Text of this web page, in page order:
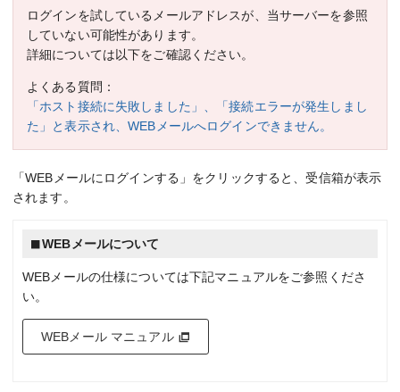
ログインを試しているメールアドレスが、当サーバーを参照
していない可能性があります。
詳細については以下をご確認ください。
よくある質問：
「ホスト接続に失敗しました」、「接続エラーが発生しまし
た」と表示され、WEBメールへログインできません。
「WEBメールにログインする」をクリックすると、受信箱が表示
されます。
WEBメールについて
WEBメールの仕様については下記マニュアルをご参照くださ
い。
WEBメール マニュアル